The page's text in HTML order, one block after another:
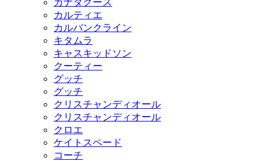
カナダグース
カルティエ
カルバンクライン
キタムラ
キャスキッドソン
クーティー
グッチ
グッチ
クリスチャンディオール
クリスチャンディオール
クロエ
ケイトスペード
コーチ